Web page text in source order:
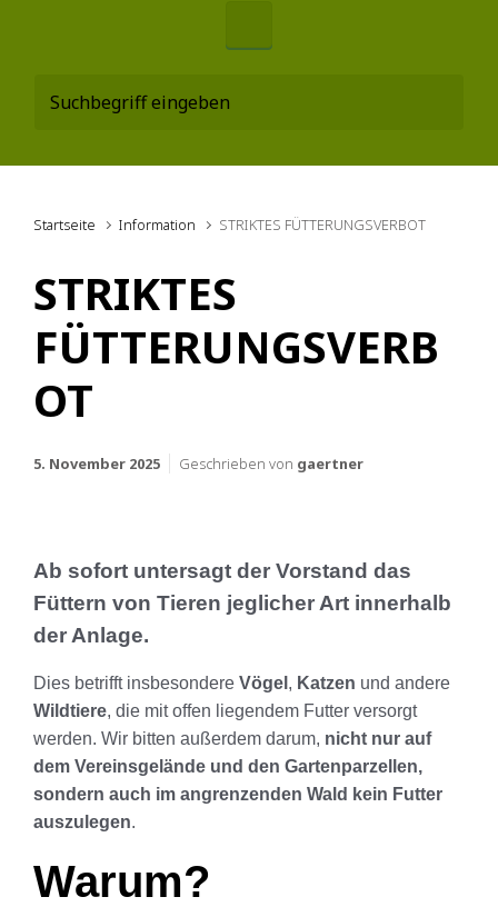
Startseite Information STRIKTES FÜTTERUNGSVERBOT
STRIKTES
FÜTTERUNGSVERB
OT
5. November 2025 Geschrieben von gaertner
Ab sofort untersagt der Vorstand das
Füttern von Tieren jeglicher Art innerhalb
der Anlage.
Dies betrifft insbesondere Vögel , Katzen und andere
Wildtiere, die mit offen liegendem Futter versorgt
werden. Wir bitten außerdem darum, nicht nur auf
dem Vereinsgelände und den Gartenparzellen,
sondern auch im angrenzenden Wald kein Futter
auszulegen.
Warum?